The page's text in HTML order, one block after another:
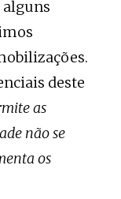
deste
as
não se
os